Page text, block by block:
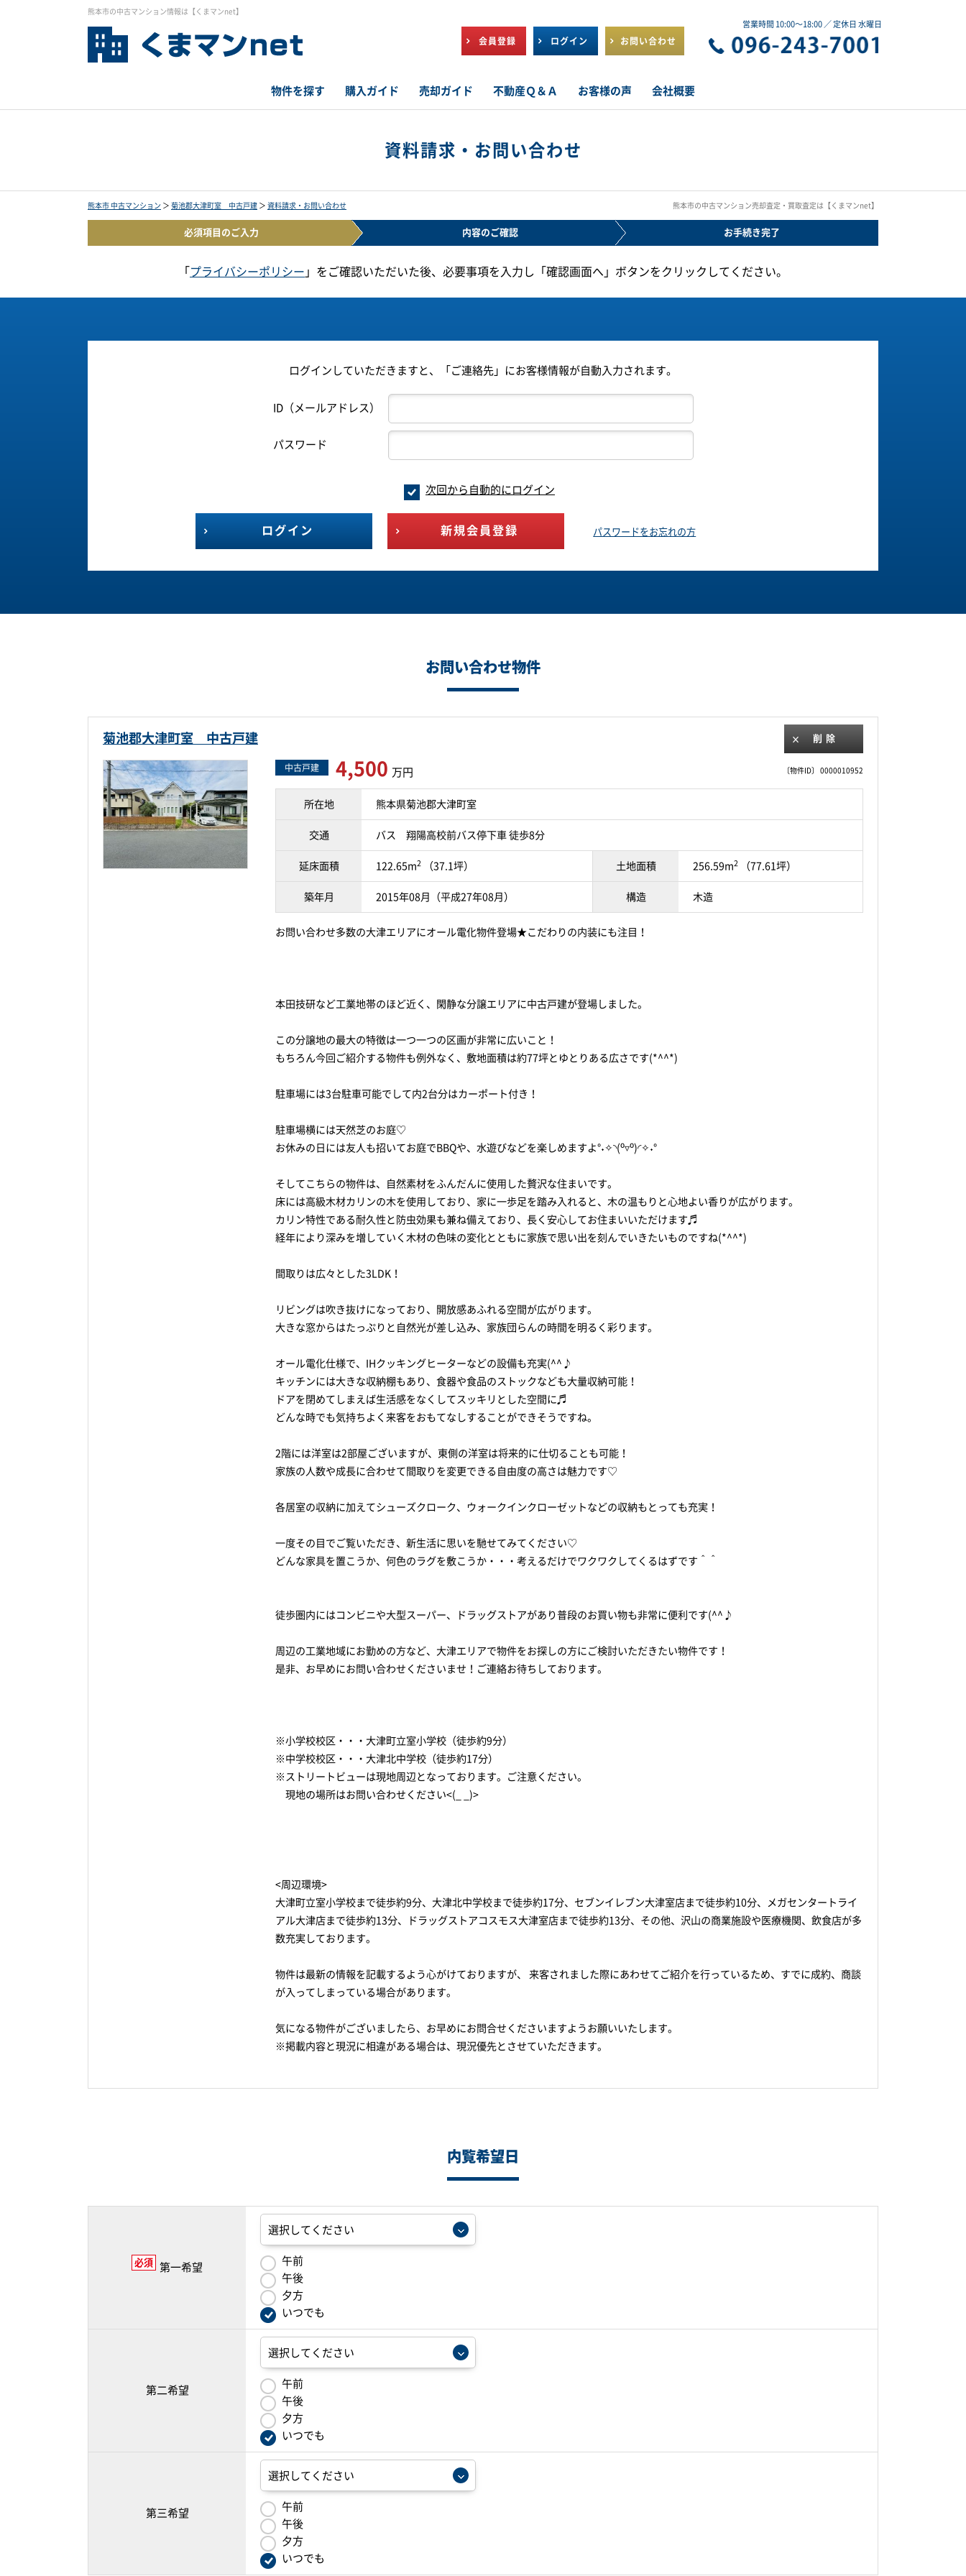
熊本市の中古マンション情報は【くまマンnet】
会員登録 ログイン お問い合わせ
営業時間 10:00～18:00 ／ 定休日 水曜日
物件を探す 購入ガイド 売却ガイド 不動産Ｑ＆Ａ お客様の声 会社概要
資料請求・お問い合わせ
熊本市 中古マンション ＞ 菊池郡大津町室 中古戸建 ＞ 資料請求・お問い合わせ 熊本市の中古マンション売却査定・買取査定は【くまマンnet】
必須項目のご入力 内容のご確認 お手続き完了
「 プライバシーポリシー 」をご確認いただいた後、必要事項を入力し「確認画面へ」ボタンをクリックしてください。
ログインしていただきますと、「ご連絡先」にお客様情報が自動入力されます。
ID（メールアドレス）
パスワード
次回から自動的にログイン
ログイン 新規会員登録 パスワードをお忘れの方
お問い合わせ物件
菊池郡大津町室 中古戸建 削除
〔物件ID〕 0000010952
中古戸建 4,500 万円
所在地 熊本県菊池郡大津町室
交通 バス 翔陽高校前バス停下車 徒歩8分
延床面積 122.65m2 （37.1坪） 土地面積 256.59m2 （77.61坪）
築年月 2015年08月（平成27年08月） 構造 木造
お問い合わせ多数の大津エリアにオール電化物件登場★こだわりの内装にも注目！
本田技研など工業地帯のほど近く、閑静な分譲エリアに中古戸建が登場しました。
この分譲地の最大の特徴は一つ一つの区画が非常に広いこと！
もちろん今回ご紹介する物件も例外なく、敷地面積は約77坪とゆとりある広さです(*^^*)
駐車場には3台駐車可能でして内2台分はカーポート付き！
駐車場横には天然芝のお庭♡
お休みの日には友人も招いてお庭でBBQや、水遊びなどを楽しめますよ°˖✧◝(⁰▿⁰)◜✧˖°
そしてこちらの物件は、自然素材をふんだんに使用した贅沢な住まいです。
床には高級木材カリンの木を使用しており、家に一歩足を踏み入れると、木の温もりと心地よい香りが広がります。
カリン特性である耐久性と防虫効果も兼ね備えており、長く安心してお住まいいただけます♬
経年により深みを増していく木材の色味の変化とともに家族で思い出を刻んでいきたいものですね(*^^*)
間取りは広々とした3LDK！
リビングは吹き抜けになっており、開放感あふれる空間が広がります。
大きな窓からはたっぷりと自然光が差し込み、家族団らんの時間を明るく彩ります。
オール電化仕様で、IHクッキングヒーターなどの設備も充実(^^♪
キッチンには大きな収納棚もあり、食器や食品のストックなども大量収納可能！
ドアを閉めてしまえば生活感をなくしてスッキリとした空間に♬
どんな時でも気持ちよく来客をおもてなしすることができそうですね。
2階には洋室は2部屋ございますが、東側の洋室は将来的に仕切ることも可能！
家族の人数や成長に合わせて間取りを変更できる自由度の高さは魅力です♡
各居室の収納に加えてシューズクローク、ウォークインクローゼットなどの収納もとっても充実！
一度その目でご覧いただき、新生活に思いを馳せてみてください♡
どんな家具を置こうか、何色のラグを敷こうか・・・考えるだけでワクワクしてくるはずです＾＾
徒歩圏内にはコンビニや大型スーパー、ドラッグストアがあり普段のお買い物も非常に便利です(^^♪
周辺の工業地域にお勤めの方など、大津エリアで物件をお探しの方にご検討いただきたい物件です！
是非、お早めにお問い合わせくださいませ！ご連絡お待ちしております。
※小学校校区・・・大津町立室小学校（徒歩約9分）
※中学校校区・・・大津北中学校（徒歩約17分）
※ストリートビューは現地周辺となっております。ご注意ください。
現地の場所はお問い合わせください<(_ _)>
<周辺環境>
大津町立室小学校まで徒歩約9分、大津北中学校まで徒歩約17分、セブンイレブン大津室店まで徒歩約10分、メガセンタートライ
アル大津店まで徒歩約13分、ドラッグストアコスモス大津室店まで徒歩約13分、その他、沢山の商業施設や医療機関、飲食店が多
数充実しております。
物件は最新の情報を記載するよう心がけておりますが、 来客されました際にあわせてご紹介を行っているため、すでに成約、商談
が入ってしまっている場合があります。
気になる物件がございましたら、お早めにお問合せくださいますようお願いいたします。
※掲載内容と現況に相違がある場合は、現況優先とさせていただきます。
内覧希望日
必須 第一希望
午前
午後
夕方
いつでも
第二希望
午前
午後
夕方
いつでも
第三希望
午前
午後
夕方
いつでも